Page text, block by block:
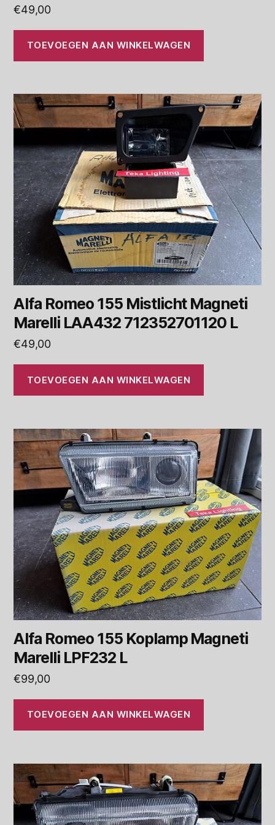
€49,00
TOEVOEGEN AAN WINKELWAGEN
Alfa Romeo 155 Mistlicht Magneti
Marelli LAA432 712352701120 L
€49,00
TOEVOEGEN AAN WINKELWAGEN
Alfa Romeo 155 Koplamp Magneti
Marelli LPF232 L
€99,00
TOEVOEGEN AAN WINKELWAGEN